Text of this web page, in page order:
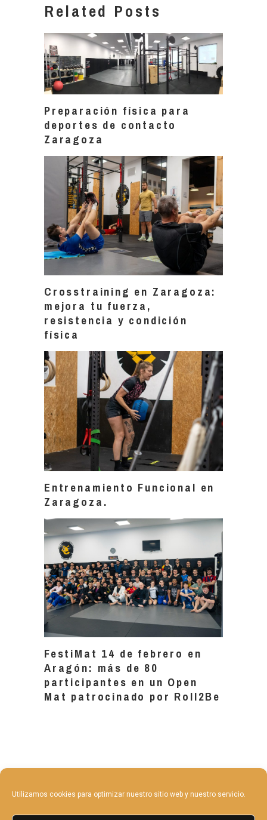
Utilizamos cookies para optimizar nuestro sitio web y nuestro servicio.
Related Posts
Preparación física para
deportes de contacto
Zaragoza
Crosstraining en Zaragoza:
mejora tu fuerza,
resistencia y condición
física
Entrenamiento Funcional en
Zaragoza.
FestiMat 14 de febrero en
Aragón: más de 80
participantes en un Open
Mat patrocinado por Roll2Be